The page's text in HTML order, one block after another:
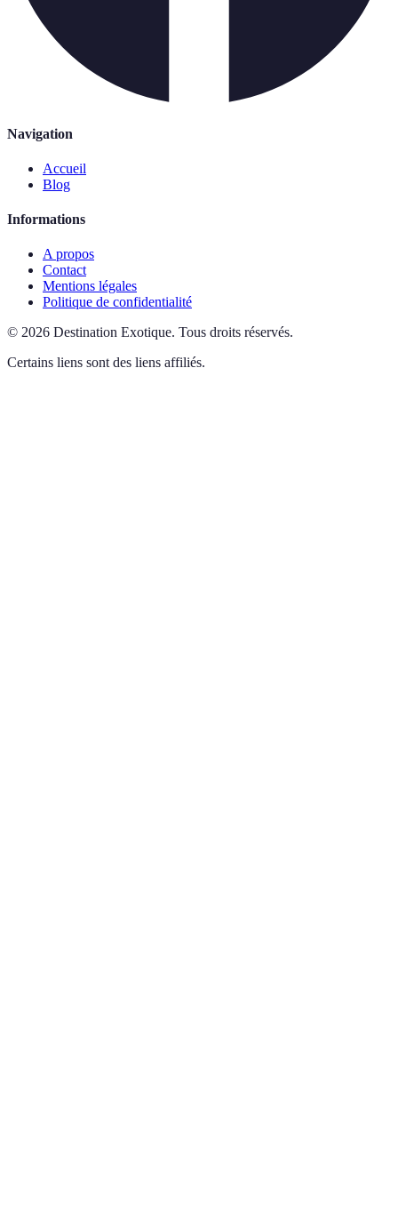
Navigation
Accueil
Blog
Informations
A propos
Contact
Mentions légales
Politique de confidentialité
© 2026 Destination Exotique. Tous droits réservés.
Certains liens sont des liens affiliés.